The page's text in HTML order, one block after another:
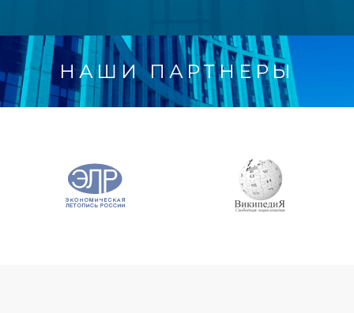
НАШИ ПАРТНЕРЫ